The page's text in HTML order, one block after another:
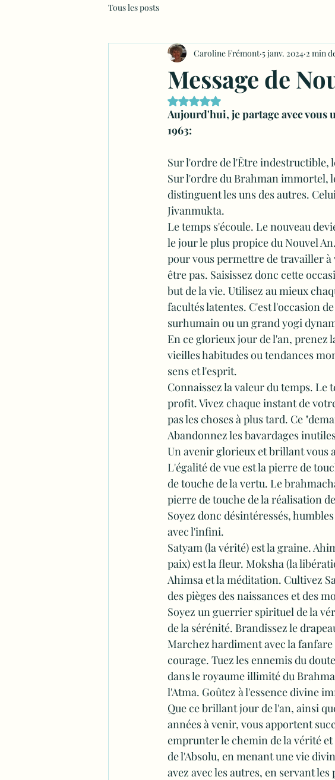
Tous les posts
Message de
Caroline Frémont 5 janv. 2024 2 min
Noté NaN étoiles sur 5.
Aujourd'hui, je partage avec vous
1963:
Sur l'ordre de l'Être indestructible,
Sur l'ordre du Brahman immortel,
distinguent les uns des autres.
Jivanmukta.
Le temps s'écoule. Le nouveau
le jour le plus propice du Nouvel
pour vous permettre de travailler
être pas. Saisissez donc cette
but de la vie. Utilisez au mieux
facultés latentes. C'est l'occasion
surhumain ou un grand yogi
En ce glorieux jour de l'an, prenez
vieilles habitudes ou tendances
sens et l'esprit.
Connaissez la valeur du temps. Le
profit. Vivez chaque instant de
pas les choses à plus tard. Ce
Abandonnez les bavardages
Un avenir glorieux et brillant vous
L'égalité de vue est la pierre de
de touche de la vertu. Le
pierre de touche de la réalisation
Soyez donc désintéressés,
avec l'infini.
Satyam (la vérité) est la graine.
paix) est la fleur. Moksha (la
Ahimsa et la méditation. Cultivez
des pièges des naissances et des
Soyez un guerrier spirituel de la
de la sérénité. Brandissez le
Marchez hardiment avec la
courage. Tuez les ennemis du
dans le royaume illimité du
l'Atma. Goûtez à l'essence divine
Que ce brillant jour de l'an, ainsi
années à venir, vous apportent
emprunter le chemin de la vérité
de l'Absolu, en menant une vie
avez avec les autres, en servant